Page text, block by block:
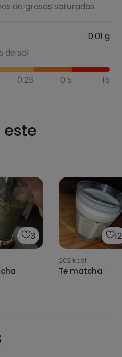
de grasas saturadas
0.01 g
de sal
0.25 0.5 15
3 12
202 kcal
Te matcha